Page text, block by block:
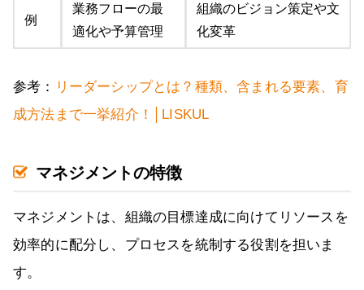
例
業務フローの最
適化や予算管理
組織のビジョン策定や文
化変革
参考：
リーダーシップとは？種類、含まれる要素、育
成方法まで一挙紹介！│LISKUL
マネジメントの特徴
マネジメントは、組織の目標達成に向けてリソースを
効率的に配分し、プロセスを統制する役割を担いま
す。